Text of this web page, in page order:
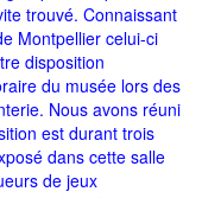
trouvé. Connaissant
Montpellier celui-ci
disposition
du musée lors des
Nous avons réuni
est durant trois
dans cette salle
de jeux